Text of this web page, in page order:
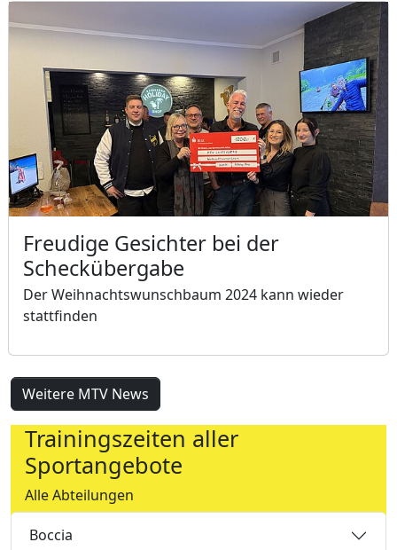
Freudige Gesichter bei der
Scheckübergabe
Der Weihnachtswunschbaum 2024 kann wieder
stattfinden
Weitere MTV News
Trainingszeiten aller
Sportangebote
Alle Abteilungen
Boccia